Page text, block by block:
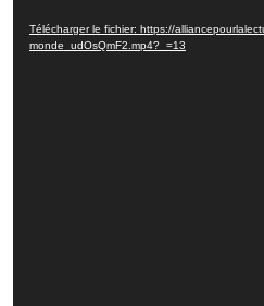
Télécharger le fichier: https://
monde_udOsQmF2.mp4?_=13